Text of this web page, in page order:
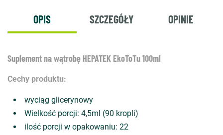
OPIS SZCZEGÓŁY OPINIE
Suplement na wątrobę HEPATEK EkoToTu 100ml
Cechy produktu:
wyciąg glicerynowy
Wielkość porcji: 4,5ml (90 kropli)
ilość porcji w opakowaniu: 22